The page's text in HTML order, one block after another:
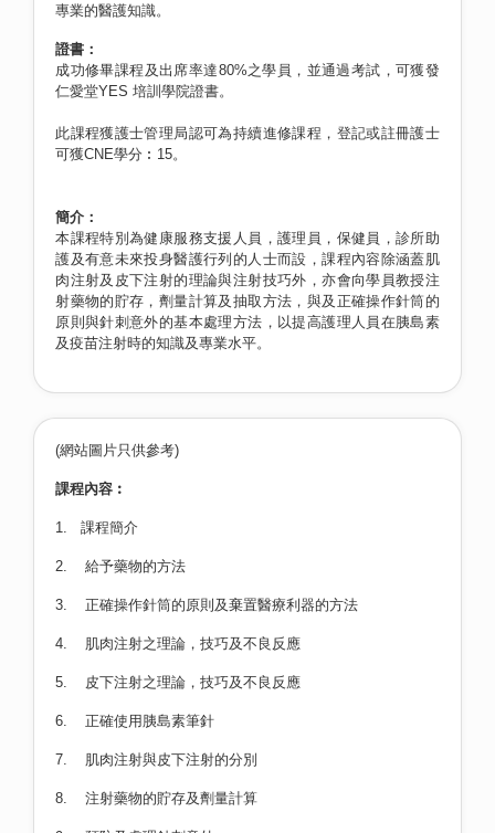
專業的醫護知識。
證書：
成功修畢課程及出席率達80%之學員，並通過考試，可獲發
仁愛堂YES 培訓學院證書。
此課程獲護士管理局認可為持續進修課程，登記或註冊護士
可獲CNE學分︰15。
簡介：
本課程特別為健康服務支援人員，護理員，保健員，診所助
護及有意未來投身醫護行列的人士而設，課程內容除涵蓋肌
肉注射及皮下注射的理論與注射技巧外，亦會向學員教授注
射藥物的貯存，劑量計算及抽取方法，與及正確操作針筒的
原則與針刺意外的基本處理方法，以提高護理人員在胰島素
及疫苗注射時的知識及專業水平。
(網站圖片只供參考)
課程內容︰
1. 課程簡介
2. 給予藥物的方法
3. 正確操作針筒的原則及棄置醫療利器的方法
4. 肌肉注射之理論，技巧及不良反應
5. 皮下注射之理論，技巧及不良反應
6. 正確使用胰島素筆針
7. 肌肉注射與皮下注射的分別
8. 注射藥物的貯存及劑量計算